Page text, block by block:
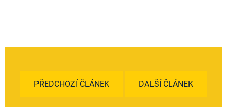
PŘEDCHOZÍ ČLÁNEK DALŠÍ ČLÁNEK